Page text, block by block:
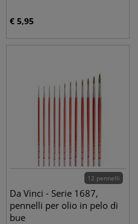
€ 5,95
12 pennelli
Da Vinci - Serie 1687,
pennelli per olio in pelo di
bue